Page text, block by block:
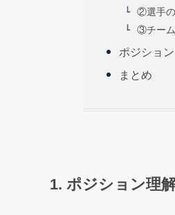
②選手の
③チーム
ポジショ
まとめ
1. ポジション理